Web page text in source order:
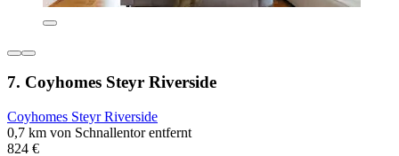
7. Coyhomes Steyr Riverside
Coyhomes Steyr Riverside
0,7 km von Schnallentor entfernt
824 €